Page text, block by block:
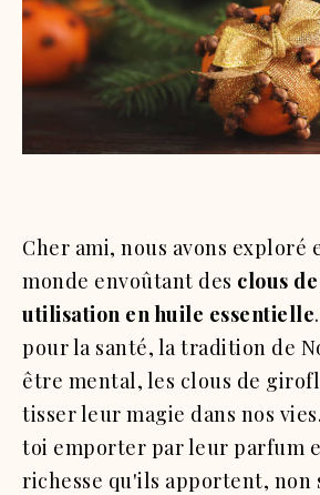
Cher ami, nous avons exploré
monde envoûtant des clous
utilisation en huile essentielle
pour la santé, la tradition de
être mental, les clous de
tisser leur magie dans nos
toi emporter par leur parfum
richesse qu'ils apportent, non